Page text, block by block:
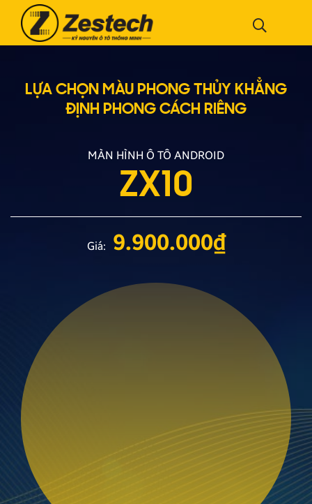
LỰA CHỌN MÀU PHONG THỦY KHẲNG
ĐỊNH PHONG CÁCH RIÊNG
MÀN HÌNH Ô TÔ ANDROID
ZX10
Giá: 9.900.000₫